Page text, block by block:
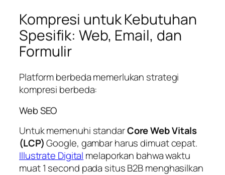
Kompresi untuk Kebutuhan
Spesifik: Web, Email, dan
Formulir
Platform berbeda memerlukan strategi
kompresi berbeda:
Web SEO
Untuk memenuhi standarCore Web Vitals
(LCP)Google, gambar harus dimuat cepat.
Illustrate Digital melaporkan bahwa waktu
muat 1 second pada situs B2B menghasilkan